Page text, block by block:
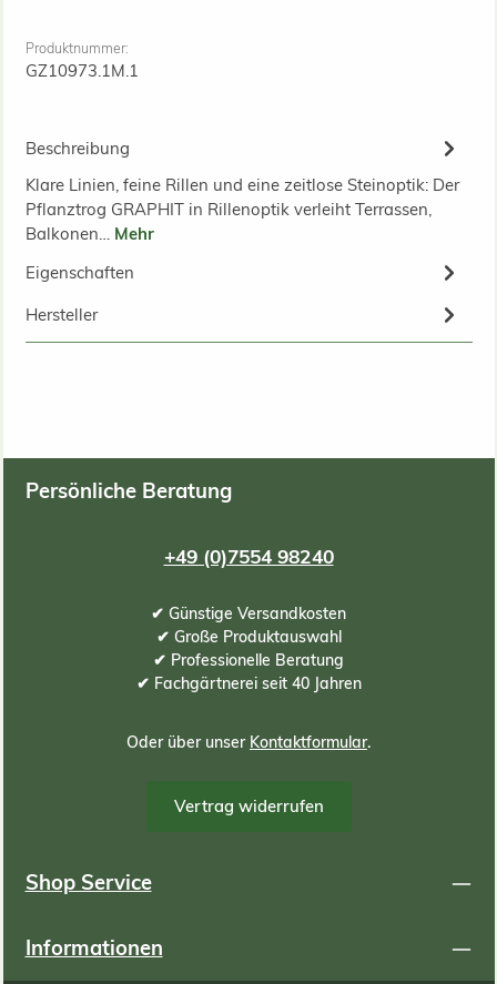
Produktnummer:
GZ10973.1M.1
Beschreibung
Klare Linien, feine Rillen und eine zeitlose Steinoptik: Der
Pflanztrog GRAPHIT in Rillenoptik verleiht Terrassen,
Balkonen… Mehr
Eigenschaften
Hersteller
Persönliche Beratung
+49 (0)7554 98240
✔ Günstige Versandkosten
✔ Große Produktauswahl
✔ Professionelle Beratung
✔ Fachgärtnerei seit 40 Jahren
Oder über unser Kontaktformular.
Vertrag widerrufen
Shop Service
Informationen